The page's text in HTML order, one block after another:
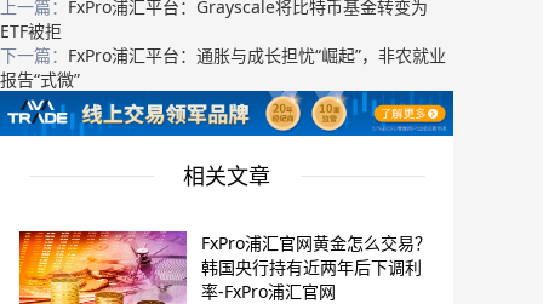
上一篇： FxPro浦汇平台：Grayscale将比特币基金转变为
ETF被拒
下一篇： FxPro浦汇平台：通胀与成长担忧“崛起”，非农就业
报告“式微”
相关文章
FxPro浦汇官网黄金怎么交易？
韩国央行持有近两年后下调利
率-FxPro浦汇官网